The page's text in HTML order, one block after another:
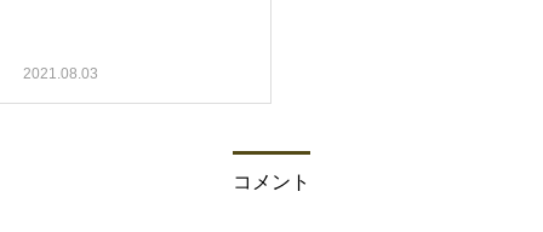
2021.08.03
コメント